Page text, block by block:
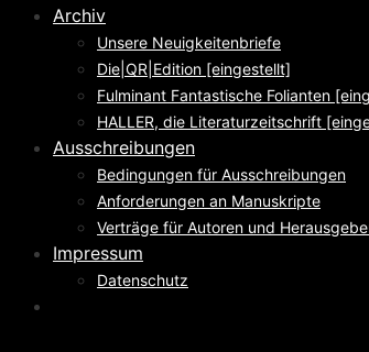
Archiv
Unsere Neuigkeitenbriefe
Die|QR|Edition [eingestellt]
Fulminant Fantastische Folianten
HALLER, die Literaturzeitschrift
Ausschreibungen
Bedingungen für Ausschreibungen
Anforderungen an Manuskripte
Verträge für Autoren und
Impressum
Datenschutz